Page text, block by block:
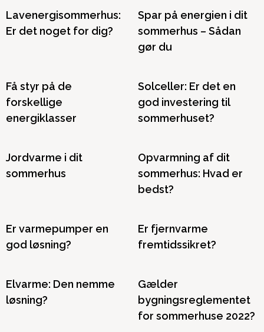
Lavenergisommerhus:
Er det noget for dig?
Spar på energien i dit
sommerhus – Sådan
gør du
Få styr på de
forskellige
energiklasser
Solceller: Er det en
god investering til
sommerhuset?
Jordvarme i dit
sommerhus
Opvarmning af dit
sommerhus: Hvad er
bedst?
Er varmepumper en
god løsning?
Er fjernvarme
fremtidssikret?
Elvarme: Den nemme
løsning?
Gælder
bygningsreglementet
for sommerhuse 2022?